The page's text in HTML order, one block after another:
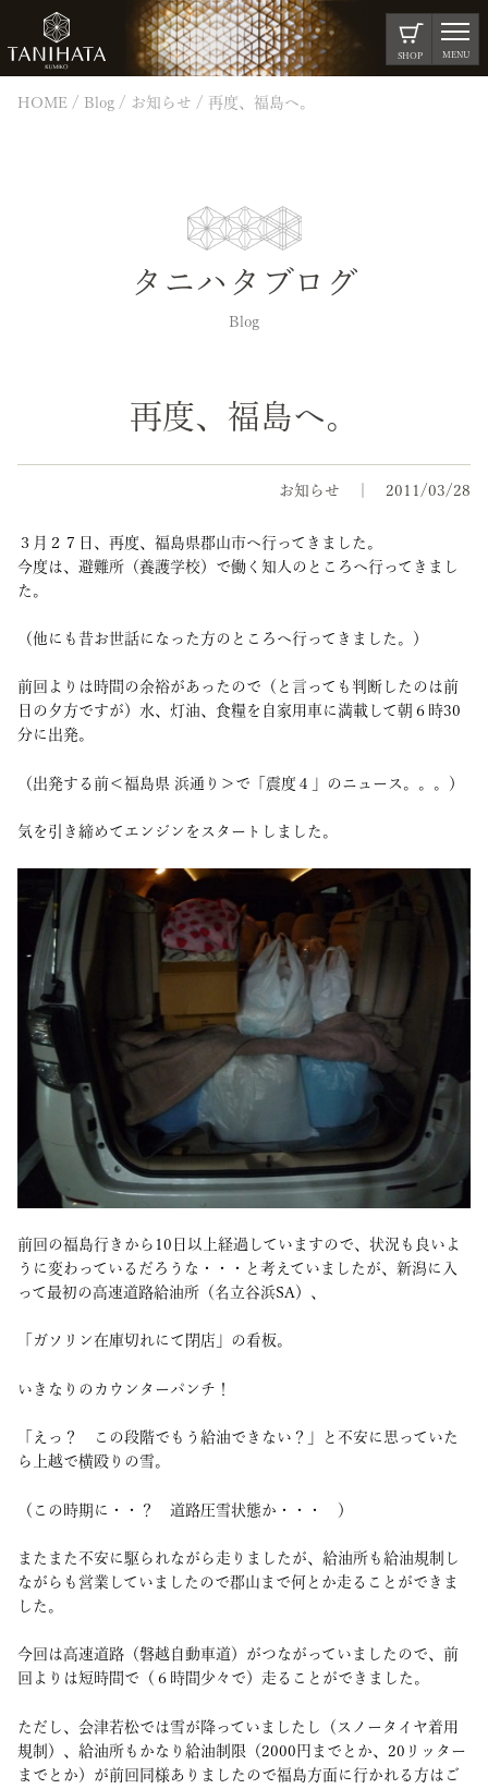
SHOP MENU
HOME Blog お知らせ 再度、福島へ。
タニハタブログ
Blog
再度、福島へ。
お知らせ 2011/03/28
３月２７日、再度、福島県郡山市へ行ってきました。
今度は、避難所（養護学校）で働く知人のところへ行ってきまし
た。
（他にも昔お世話になった方のところへ行ってきました。）
前回よりは時間の余裕があったので（と言っても判断したのは前
日の夕方ですが）水、灯油、食糧を自家用車に満載して朝６時30
分に出発。
（出発する前＜福島県 浜通り＞で「震度４」のニュース。。。）
気を引き締めてエンジンをスタートしました。
前回の福島行きから10日以上経過していますので、状況も良いよ
うに変わっているだろうな・・・と考えていましたが、新潟に入
って最初の高速道路給油所（名立谷浜SA）、
「ガソリン在庫切れにて閉店」の看板。
いきなりのカウンターパンチ！
「えっ？ この段階でもう給油できない？」と不安に思っていた
ら上越で横殴りの雪。
（この時期に・・？ 道路圧雪状態か・・・ ）
またまた不安に駆られながら走りましたが、給油所も給油規制し
ながらも営業していましたので郡山まで何とか走ることができま
した。
今回は高速道路（磐越自動車道）がつながっていましたので、前
回よりは短時間で（６時間少々で）走ることができました。
ただし、会津若松では雪が降っていましたし（スノータイヤ着用
規制）、給油所もかなり給油制限（2000円までとか、20リッター
までとか）が前回同様ありましたので福島方面に行かれる方はご